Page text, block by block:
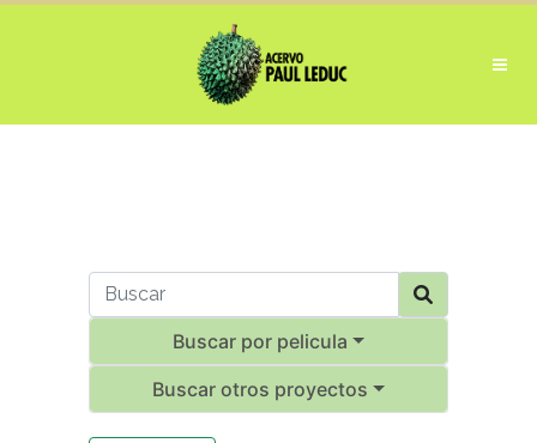
Buscar por pelicula
Buscar otros proyectos